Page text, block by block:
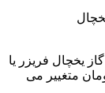
یخچال فریزر یا
بین 500 تا 800 هزار تومان متغییر می